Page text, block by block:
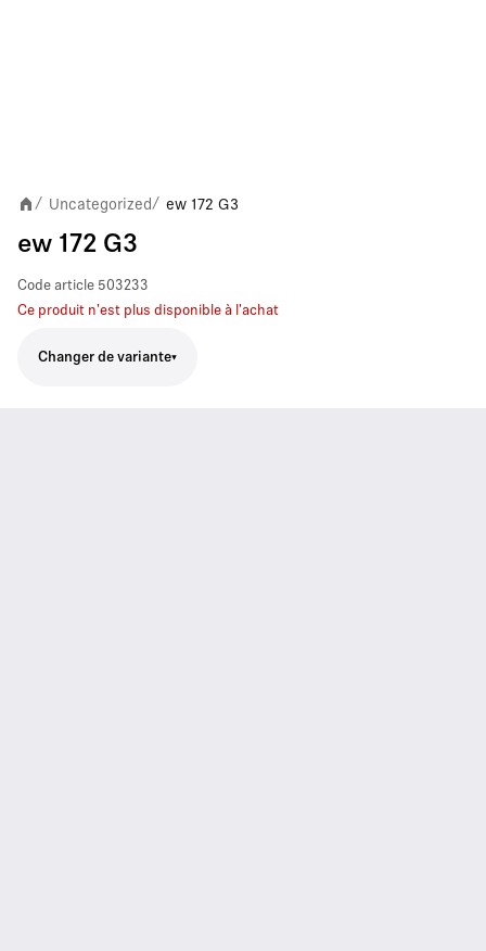
/ Uncategorized / ew 172 G3
ew 172 G3
Code article 503233
Ce produit n'est plus disponible à l'achat
Changer de variante